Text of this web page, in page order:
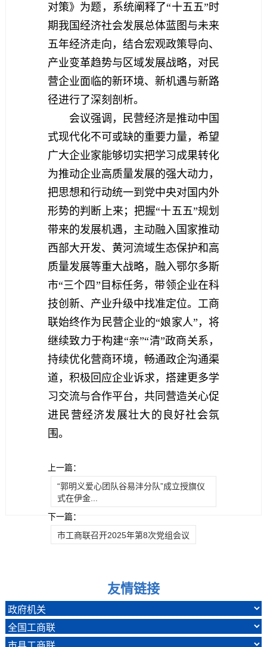
对策》 为题，系统阐释了“十五五”时
期我国经济社会发展总体蓝图与未来
五年经济走向 ，结合宏观政策导向、
产业变革趋势与区域发展战略，对民
营企业面临的新环境、新机遇与新路
径进行了深刻剖析。
会议强调，
民营经济是推动中国
式现代化不可或缺的重要力量，希望
广大企业家能够切实把学习成果转化
为推动企业高质量发展的强大动力，
把思想和行动统一到党中央对国内外
形势的判断上来；把握“十五五”规划
带来的发展机遇，主动融入国家推动
西部大开发、黄河流域生态保护和高
质量发展等重大战略，融入鄂尔多斯
市“三个四”目标任务，带领企业在科
技创新、产业升级中找准定位。工商
联始终作为民营企业的“娘家人”，将
继续致力于构建“亲”“清”政商关系，
持续优化营商环境，畅通政企沟通渠
道，积极回应企业诉求，搭建更多学
习交流与合作平台，共同营造关心促
进民营经济发展壮大的良好社会氛
围。
上一篇：
“郭明义爱心团队谷易沣分队”成立授旗仪
式在伊金...
下一篇：
市工商联召开2025年第8次党组会议
友情链接